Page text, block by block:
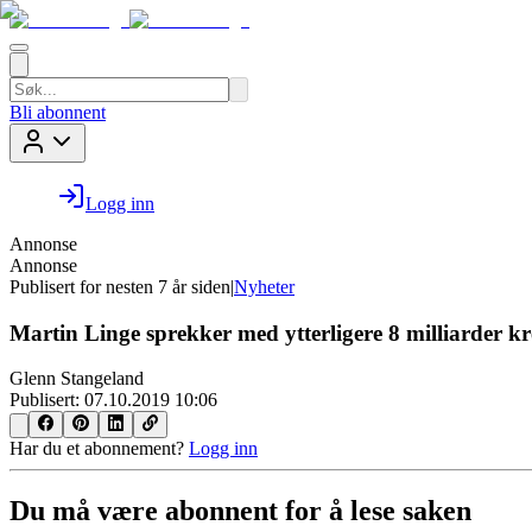
Bli abonnent
Logg inn
Annonse
Annonse
Publisert for nesten 7 år siden|Nyheter
Martin Linge sprekker med ytterligere 8 milliarder
Glenn Stangeland
Publisert: 07.10.2019 10:06
Har du et abonnement? Logg inn
Du må være abonnent for å lese saken